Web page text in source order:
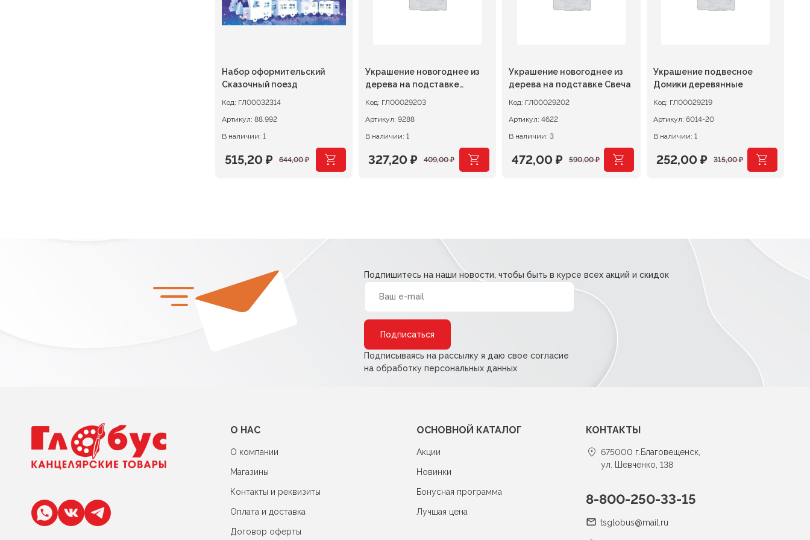
Набор оформительский
Сказочный поезд
Код: ГЛ00032314
Артикул: 88.992
В наличии: 1
644,00₽
Первоначальная
515,20 ₽
Текущая
Украшение новогоднее из
дерева на подставке
Код: ГЛ00029203
Артикул: 9288
В наличии: 1
409,00₽
Первоначальная
327,20 ₽
Текущая
Украшение новогоднее из
дерева на подставке Свеча
Код: ГЛ00029202
Артикул: 4622
В наличии: 3
590,00₽
Первоначальная
472,00 ₽
Текущая
Украшение подвесное
Домики деревянные
Код: ГЛ00029219
Артикул: 6014-20
В наличии: 1
315,00₽
Первоначальная
252,00 ₽
Текущая
Подпишитесь на наши новости, чтобы быть в курсе всех акций и скидок
Подписываясь на рассылку я даю свое согласие
на обработку персональных данных
О НАС
О компании
Магазины
Контакты и реквизиты
Оплата и доставка
Договор оферты
ОСНОВНОЙ КАТАЛОГ
Акции
Новинки
Бонусная программа
Лучшая цена
КОНТАКТЫ
675000 г.Благовещенск,
ул. Шевченко, 138
8-800-250-33-15
tsglobus@mail.ru